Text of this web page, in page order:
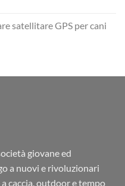
satellitare GPS per cani
giovane ed
a nuovi e rivoluzionari
caccia, outdoor e tempo